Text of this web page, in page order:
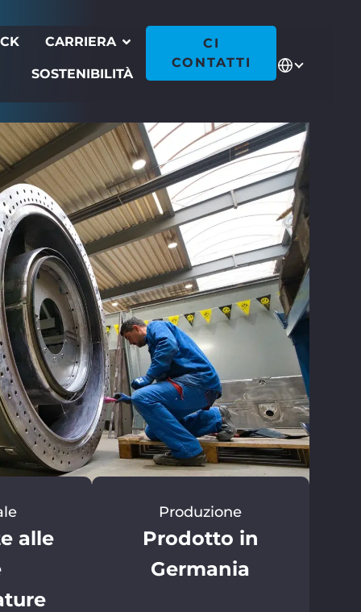
CARRIERA
SOSTENIBILITÀ
CI
CONTATTI
alle
Produzione
Prodotto in
Germania